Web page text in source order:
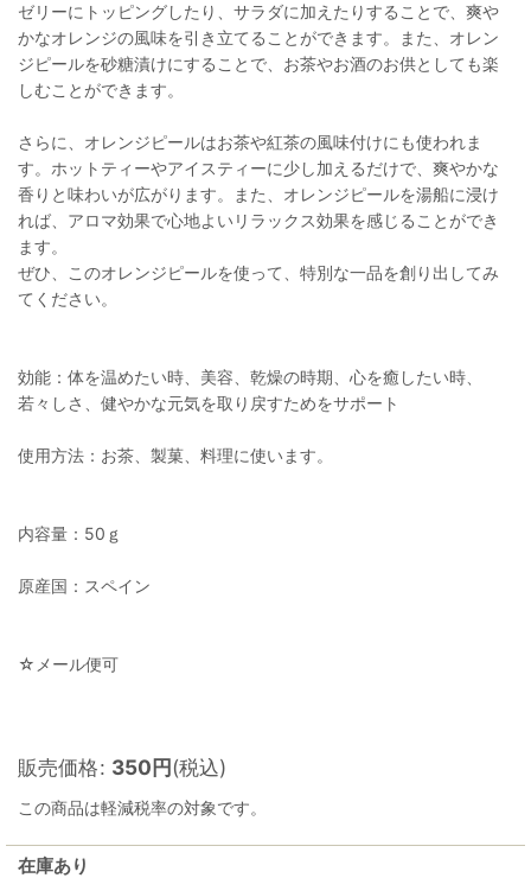
ゼリーにトッピングしたり、サラダに加えたりすることで、爽や
かなオレンジの風味を引き立てることができます。また、オレン
ジピールを砂糖漬けにすることで、お茶やお酒のお供としても楽
しむことができます。
さらに、オレンジピールはお茶や紅茶の風味付けにも使われま
す。ホットティーやアイスティーに少し加えるだけで、爽やかな
香りと味わいが広がります。また、オレンジピールを湯船に浸け
れば、アロマ効果で心地よいリラックス効果を感じることができ
ます。
ぜひ、このオレンジピールを使って、特別な一品を創り出してみ
てください。
効能：体を温めたい時、美容、乾燥の時期、心を癒したい時、
若々しさ、健やかな元気を取り戻すためをサポート
使用方法：お茶、製菓、料理に使います。
内容量：50ｇ
原産国：スペイン
☆メール便可
販売価格: 350円(税込)
この商品は軽減税率の対象です。
在庫あり